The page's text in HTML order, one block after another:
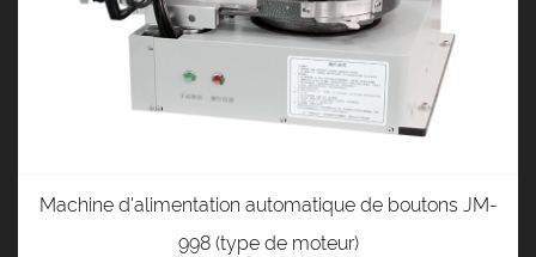
Machine d'alimentation automatique de boutons JM-
998 (type de moteur)